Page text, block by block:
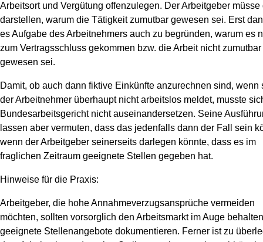
Arbeitsort und Vergütung offenzulegen. Der Arbeitgeber müsse
darstellen, warum die Tätigkeit zumutbar gewesen sei. Erst
es Aufgabe des Arbeitnehmers auch zu begründen, warum es
zum Vertragsschluss gekommen bzw. die Arbeit nicht zumutbar
gewesen sei.
Damit, ob auch dann fiktive Einkünfte anzurechnen sind, wenn
der Arbeitnehmer überhaupt nicht arbeitslos meldet, musste
Bundesarbeitsgericht nicht auseinandersetzen. Seine
lassen aber vermuten, dass das jedenfalls dann der Fall sein
wenn der Arbeitgeber seinerseits darlegen könnte, dass es im
fraglichen Zeitraum geeignete Stellen gegeben hat.
Hinweise für die Praxis:
Arbeitgeber, die hohe Annahmeverzugsansprüche vermeiden
möchten, sollten vorsorglich den Arbeitsmarkt im Auge
geeignete Stellenangebote dokumentieren. Ferner ist zu